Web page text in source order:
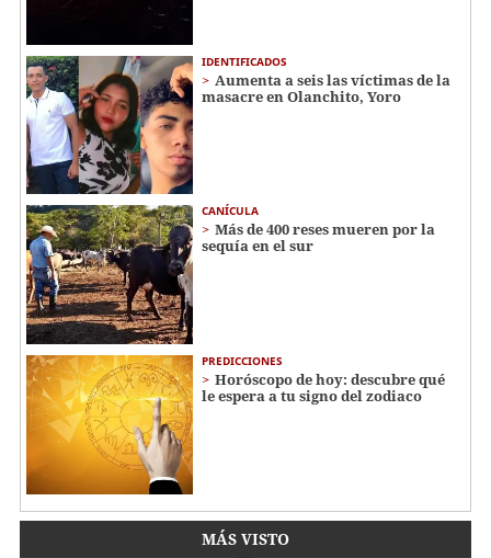
IDENTIFICADOS
Aumenta a seis las víctimas de la
masacre en Olanchito, Yoro
CANÍCULA
Más de 400 reses mueren por la
sequía en el sur
PREDICCIONES
Horóscopo de hoy: descubre qué
le espera a tu signo del zodiaco
MÁS VISTO